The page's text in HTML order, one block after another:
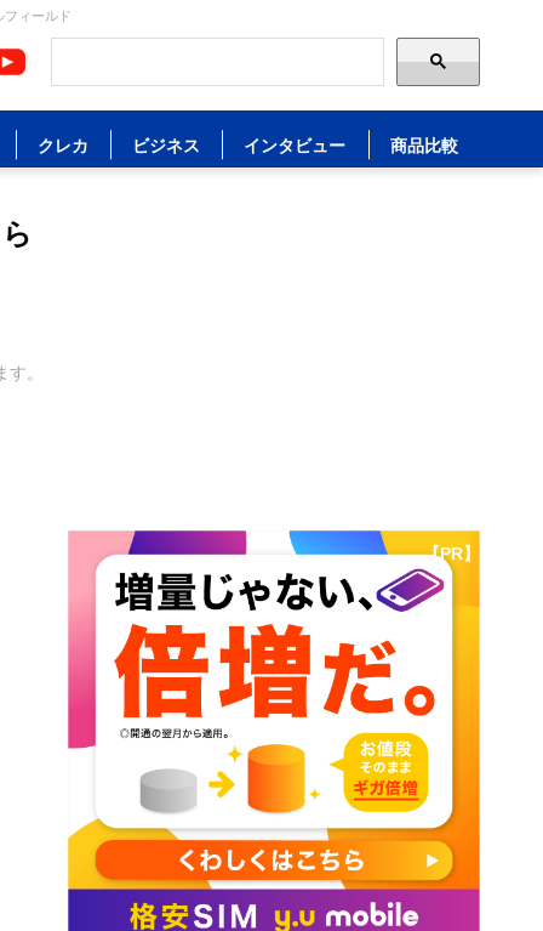
フィールド
クレカ ビジネス インタビュー 商品比較
す。
【PR】